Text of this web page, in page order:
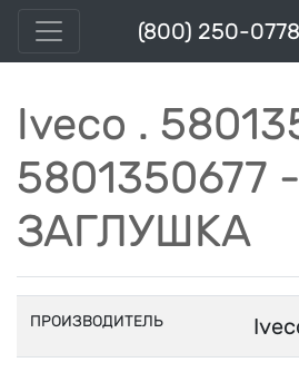
(800) 250-0778
Iveco .
5801350677 -
ЗАГЛУШКА
ПРОИЗВОДИТЕЛЬ